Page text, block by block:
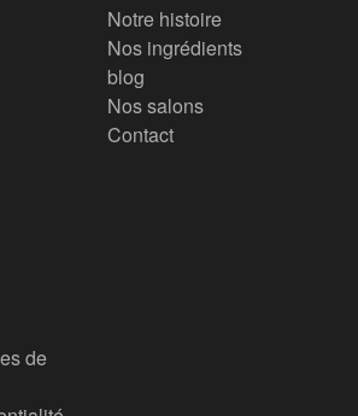
Notre histoire
Nos ingrédients
blog
Nos salons
Contact
de